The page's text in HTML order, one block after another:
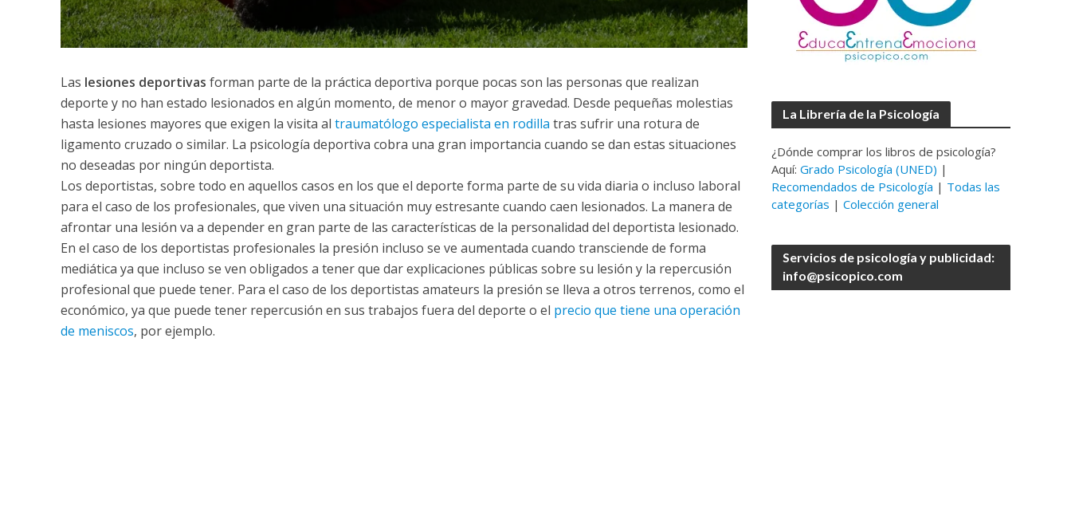
Las lesiones deportivas forman parte de la práctica deportiva porque pocas son las personas que realizan
deporte y no han estado lesionados en algún momento, de menor o mayor gravedad. Desde pequeñas molestias
hasta lesiones mayores que exigen la visita al traumatólogo especialista en rodilla tras sufrir una rotura de
ligamento cruzado o similar. La psicología deportiva cobra una gran importancia cuando se dan estas situaciones
no deseadas por ningún deportista.
Los deportistas, sobre todo en aquellos casos en los que el deporte forma parte de su vida diaria o incluso laboral
para el caso de los profesionales, que viven una situación muy estresante cuando caen lesionados. La manera de
afrontar una lesión va a depender en gran parte de las características de la personalidad del deportista lesionado.
En el caso de los deportistas profesionales la presión incluso se ve aumentada cuando transciende de forma
mediática ya que incluso se ven obligados a tener que dar explicaciones públicas sobre su lesión y la repercusión
profesional que puede tener. Para el caso de los deportistas amateurs la presión se lleva a otros terrenos, como el
económico, ya que puede tener repercusión en sus trabajos fuera del deporte o el precio que tiene una operación
de meniscos, por ejemplo.
La Librería de la Psicología
¿Dónde comprar los libros de psicología?
Aquí:Grado Psicología (UNED) |
Recomendados de Psicología | Todas las
categorías |Colección general
Servicios de psicología y publicidad:
info@psicopico.com